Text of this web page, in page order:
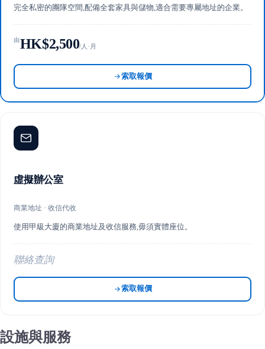
完全私密的團隊空間,配備全套家具與儲物,適合需要專屬地址的企業。
由HK$2,500/人·月
索取報價
虛擬辦公室
商業地址 · 收信代收
使用甲級大廈的商業地址及收信服務,毋須實體座位。
聯絡查詢
索取報價
設施與服務